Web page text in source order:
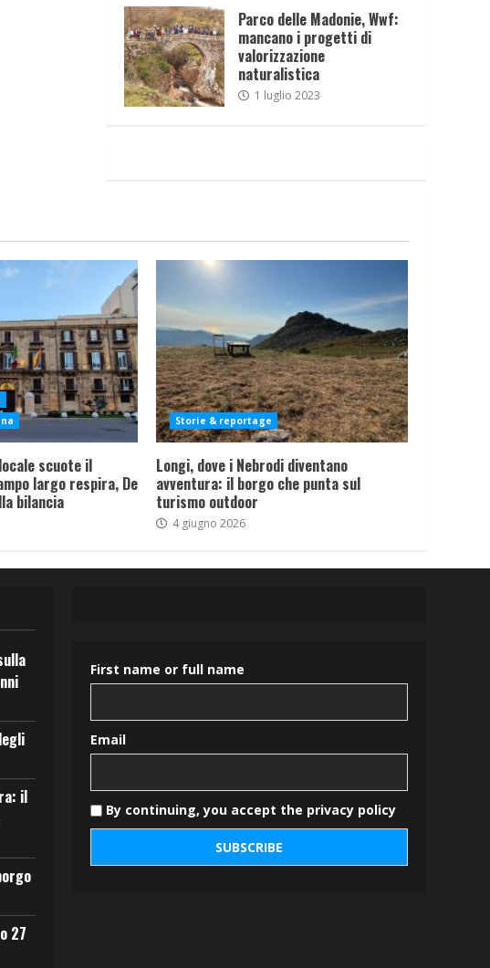
Parco delle Madonie, Wwf:
mancano i progetti di
valorizzazione
naturalistica
1 luglio 2023
scuote il
largo respira, De
bilancia
Storie & reportage
Longi, dove i Nebrodi diventano
avventura: il borgo che punta sul
turismo outdoor
4 giugno 2026
il
27
First name or full name
Email
By continuing, you accept the privacy policy